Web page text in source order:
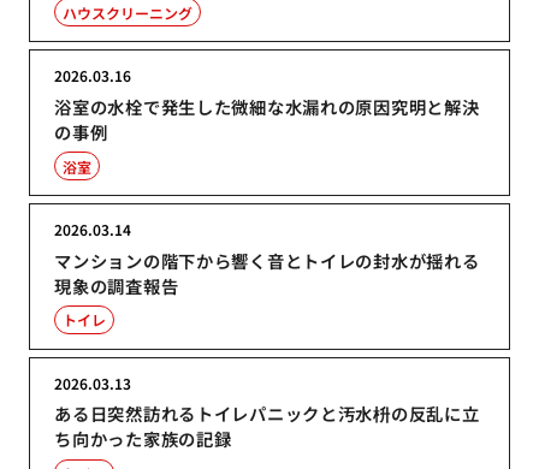
ハウスクリーニング
浴室の水栓で発生した微細な水漏れの原因究明と解決
の事例
2026.03.16
浴室
マンションの階下から響く音とトイレの封水が揺れる
現象の調査報告
2026.03.14
トイレ
ある日突然訪れるトイレパニックと汚水枡の反乱に立
ち向かった家族の記録
2026.03.13